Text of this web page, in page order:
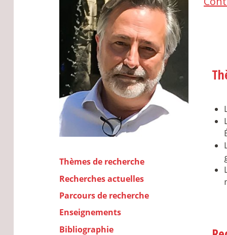
Thèmes de recherche
Recherches actuelles
Parcours de recherche
Enseignements
Bibliographie